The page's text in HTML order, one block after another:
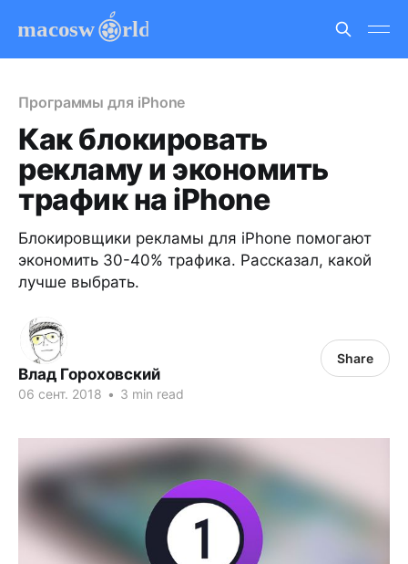
Программы для iPhone
Как блокировать
рекламу и экономить
трафик на iPhone
Блокировщики рекламы для iPhone помогают
экономить 30-40% трафика. Рассказал, какой
лучше выбрать.
Влад Гороховский
06 сент. 2018 • 3 min read
Share